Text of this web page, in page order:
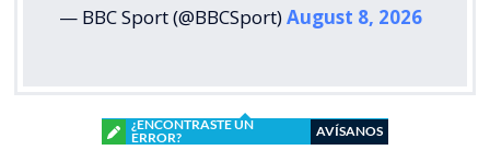
— BBC Sport (@BBCSport)August 8, 2026
¿ENCONTRASTE UN
ERROR?
AVÍSANOS